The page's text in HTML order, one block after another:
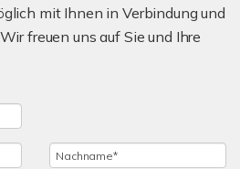
mit Ihnen in Verbindung und
freuen uns auf Sie und Ihre